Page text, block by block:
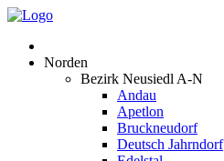
Norden
Bezirk Neusiedl A-N
Andau
Apetlon
Bruckneudorf
Deutsch Jahrndorf